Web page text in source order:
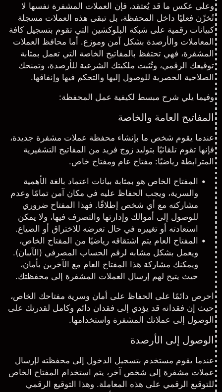
وعلى عكس ما قد يُعتقد، فإن العملات المشفرة نفسها لا
تُخزّن فعليًا داخل المحفظة، بل تبقى هذه العملات مسجلة
كبيانات رقمية على شبكة البلوكشين التي تقوم بتسجيل كافة
المعاملات والأرصدة بشكل آمن وموزع. أما محافظ العملات
المشفرة، فهي تحتفظ بالمفاتيح الخاصة التي تعمل بمثابة
توقيعك الرقمي، وتُثبت ملكيتك الشرعية للأرصدة، وتمنحك
الصلاحية الحصرية للوصول إليها والتحكم فيها وإنفاقها.
وفيما يلي شرح مبسط لكيفية عمل المحفظة:
المفاتيح العامة والخاصة
عندما يقوم شخص ما بإنشاء محفظة عملات مشفرة جديدة،
فإنها تقوم تلقائيًا بتوليد زوج فريد من المفاتيح التشفيرية
المترابطة رياضيًا: مفتاح عام ومفتاح خاص.
المفتاح الخاص هو بمثابة بيانات اعتماد بالغة الأهمية
والسرية، ويجب الحفاظ عليه في مكان آمن تمامًا وعدم
مشاركته مع أي شخص إطلاقًا. فهذا المفتاح ضروري
للوصول إلى أموالك وإدارتها والتصرف فيها، ولا يمكن
استعادته أو تغييره في حال تعرضه للاختراق أو الضياع.
المفتاح العام يتم اشتقاقه رياضيًا من المفتاح الخاص،
ويعمل بشكل مشابه لرقم الحساب المصرفي (الآيبان).
ويمكنك مشاركة هذا المفتاح العام مع الآخرين بأمان،
حيث يتيح لهم إرسال العملات المشفرة إلى محفظتك.
احرص دائمًا على الحفاظ على أمان وسرية مفتاحك الخاص،
حيث إن فقدانه قد يؤدي إلى فقدان دائم وكامل لقدرتك على
الوصول إلى عملاتك المشفرة واستخدامها.
الوصول إلى الأرصدة
عندما يقوم مستخدم بتسجيل الدخول إلى محفظته لإرسال
عملات مشفرة إلى شخص آخر، يتم استخدام المفتاح الخاص
للتوقيع الرقمي على هذه المعاملة. وهذا التوقيع الرقمي